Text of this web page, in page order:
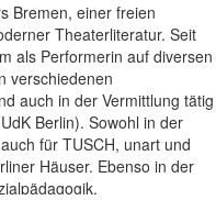
Bremen, einer freien
Theaterliteratur. Seit
als Performerin auf diversen
verschiedenen
auch in der Vermittlung tätig
Berlin). Sowohl in der
für TUSCH, unart und
Häuser. Ebenso in der